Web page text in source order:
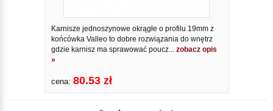
Karnisze jednoszynowe okrągłe o profilu 19mm z
końcówka Valleo to dobre rozwiązania do wnętrz
gdzie karnisz ma sprawować poucz... zobacz opis
»
cena: 80.53 zł